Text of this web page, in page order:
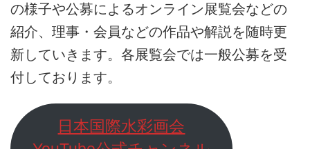
の様子や公募によるオンライン展覧会などの
紹介、理事・会員などの作品や解説を随時更
新していきます。各展覧会では一般公募を受
付しております。
日本国際水彩画会